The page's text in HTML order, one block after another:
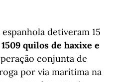
detiveram 15
quilos de haxixe e
conjunta de
por via marítima na